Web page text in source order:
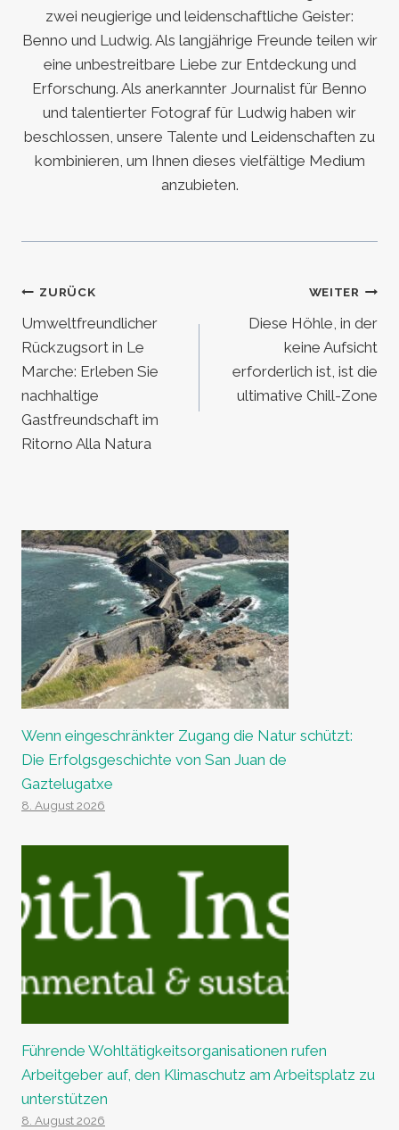
zwei neugierige und leidenschaftliche Geister:
Benno und Ludwig. Als langjährige Freunde teilen wir
eine unbestreitbare Liebe zur Entdeckung und
Erforschung. Als anerkannter Journalist für Benno
und talentierter Fotograf für Ludwig haben wir
beschlossen, unsere Talente und Leidenschaften zu
kombinieren, um Ihnen dieses vielfältige Medium
anzubieten.
Beitragsnavigation
ZURÜCK
Umweltfreundlicher
Rückzugsort in Le
Marche: Erleben Sie
nachhaltige
Gastfreundschaft im
Ritorno Alla Natura
WEITER
Diese Höhle, in der
keine Aufsicht
erforderlich ist, ist die
ultimative Chill-Zone
Wenn eingeschränkter Zugang die Natur schützt:
Die Erfolgsgeschichte von San Juan de
Gaztelugatxe
8. August 2026
Führende Wohltätigkeitsorganisationen rufen
Arbeitgeber auf, den Klimaschutz am Arbeitsplatz zu
unterstützen
8. August 2026